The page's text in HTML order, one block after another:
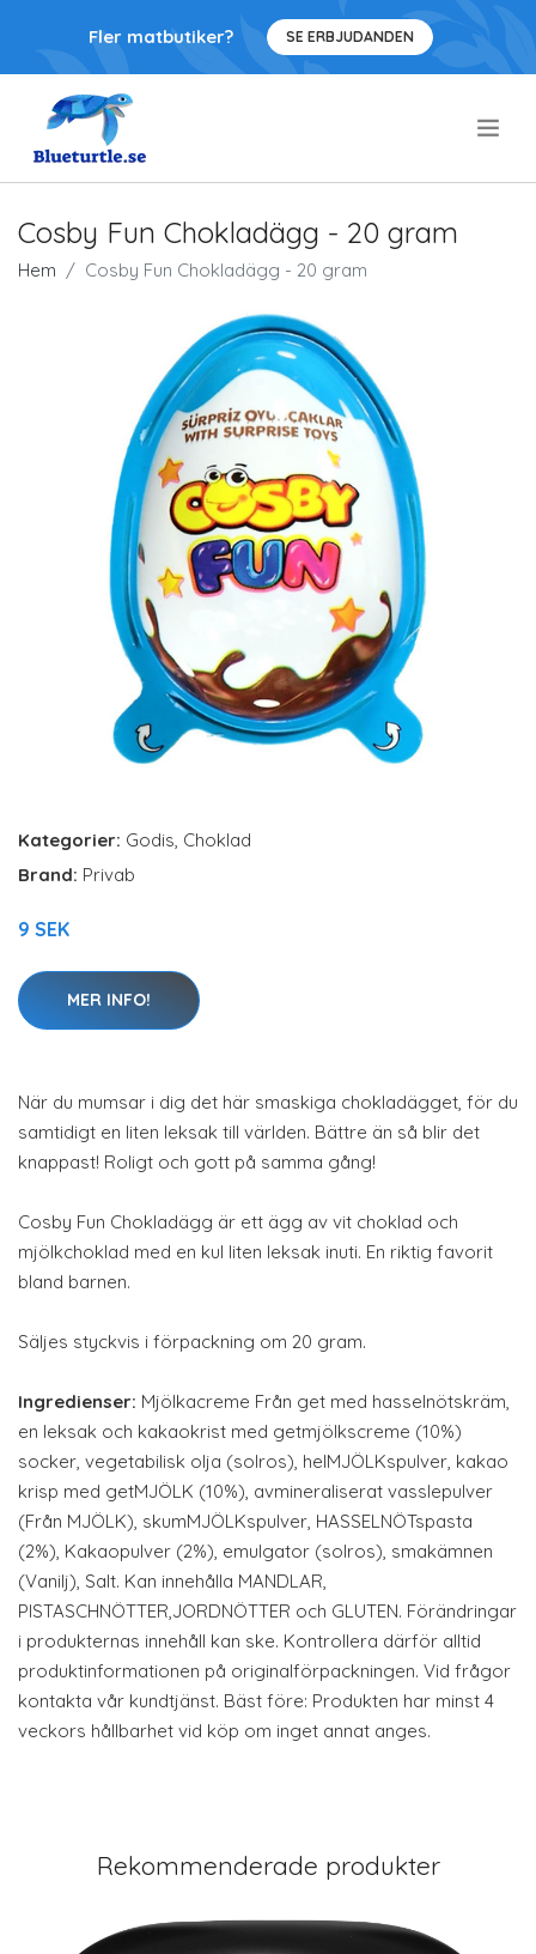
Fler matbutiker? SE ERBJUDANDEN
Cosby Fun Chokladägg - 20 gram
Hem Cosby Fun Chokladägg - 20 gram
Kategorier: Godis, Choklad
Brand: Privab
9 SEK
MER INFO!
När du mumsar i dig det här smaskiga chokladägget, för du
samtidigt en liten leksak till världen. Bättre än så blir det
knappast! Roligt och gott på samma gång!
Cosby Fun Chokladägg är ett ägg av vit choklad och
mjölkchoklad med en kul liten leksak inuti. En riktig favorit
bland barnen.
Säljes styckvis i förpackning om 20 gram.
Ingredienser: Mjölkacreme Från get med hasselnötskräm,
en leksak och kakaokrist med getmjölkscreme (10%)
socker, vegetabilisk olja (solros), helMJÖLKspulver, kakao
krisp med getMJÖLK (10%), avmineraliserat vasslepulver
(Från MJÖLK), skumMJÖLKspulver, HASSELNÖTspasta
(2%), Kakaopulver (2%), emulgator (solros), smakämnen
(Vanilj), Salt. Kan innehålla MANDLAR,
PISTASCHNÖTTER,JORDNÖTTER och GLUTEN. Förändringar
i produkternas innehåll kan ske. Kontrollera därför alltid
produktinformationen på originalförpackningen. Vid frågor
kontakta vår kundtjänst. Bäst före: Produkten har minst 4
veckors hållbarhet vid köp om inget annat anges.
Rekommenderade produkter